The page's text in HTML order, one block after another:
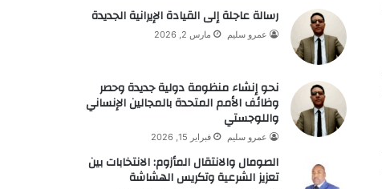
رسالة عاجلة إلى القيادة الإيرانية الجديدة
عمرو سليم مارس 2, 2026
نحو إنشاء منظومة دولية جديدة وحصر
وظائف الأمم المتحدة بالمجالين الإنساني
واللوجستي
عمرو سليم فبراير 15, 2026
الصومال والانتقال المأزوم: الانتخابات بين
تعزيز الشرعية وتكريس الهشاشة